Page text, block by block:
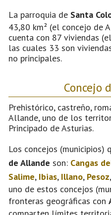
La parroquia de Santa
43,80 km² (el concejo de
cuenta con 87 viviendas
las cuales 33 son
no principales.
Concejo
Prehistórico, castreño,
Allande, uno de los
Principado de Asturias.
Los concejos (municipios)
de Allande son: Cangas
Salime, Ibias, Illano, Pesoz,
uno de estos concejos
fronteras geográficas con